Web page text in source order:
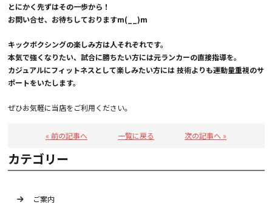
とにかく先ずはその一歩から！
お問い合せ、お待ちしておりますm(__)m
キックボクシングの楽しみ方は人それぞれです。
本気で強くなりたい、試合に勝ちたい方には元ランカーの直接指導を。
カジュアルにフィットネスとして楽しみたい方には 技術よりも運動量重視のサ
ポートをいたします。
ぜひお気軽に当店をご利用ください。
« 前の記事へ 一覧に戻る 次の記事へ »
カテゴリー
ご案内